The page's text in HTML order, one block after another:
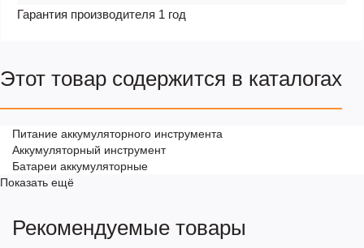
Гарантия производителя 1 год
Этот товар содержится в каталогах
Питание аккумуляторного инструмента
Аккумуляторный инструмент
Батареи аккумуляторные
Показать ещё
Рекомендуемые товары